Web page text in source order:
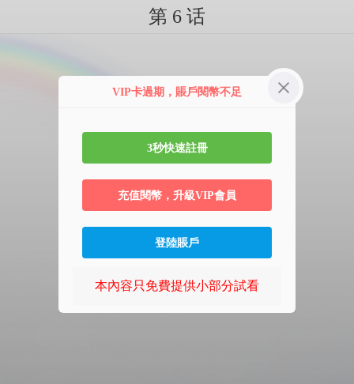
第 6 话
VIP卡過期，賬戶閱幣不足
3秒快速註冊
充值閱幣，升級VIP會員
登陸賬戶
本內容只免費提供小部分試看